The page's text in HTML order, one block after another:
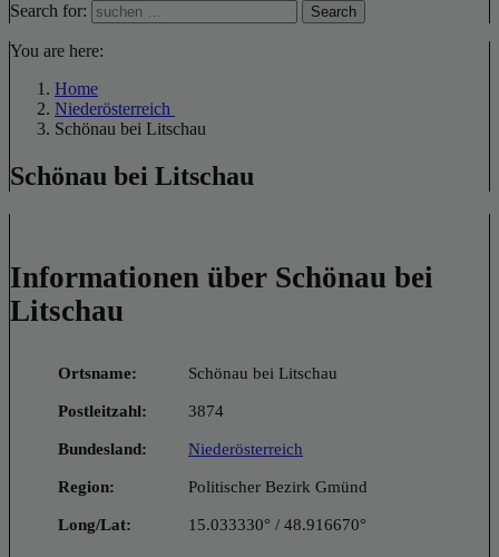
Search for:
Search
You are here:
Home
Niederösterreich
Schönau bei Litschau
Schönau bei Litschau
Informationen über Schönau bei
Litschau
Ortsname: Schönau bei Litschau
Postleitzahl: 3874
Bundesland: Niederösterreich
Region: Politischer Bezirk Gmünd
Long/Lat: 15.033330° / 48.916670°